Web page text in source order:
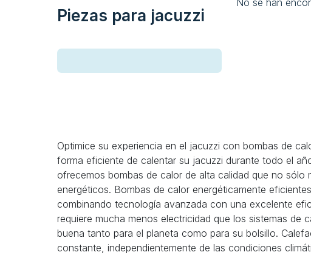
Piezas para jacuzzi
Optimice su experiencia en el jacuzzi con bombas de
forma eficiente de calentar su jacuzzi durante todo el
ofrecemos bombas de calor de alta calidad que no sólo
energéticos. Bombas de calor energéticamente
combinando tecnología avanzada con una excelente
requiere mucha menos electricidad que los sistemas
buena tanto para el planeta como para su bolsillo.
constante, independientemente de las condiciones